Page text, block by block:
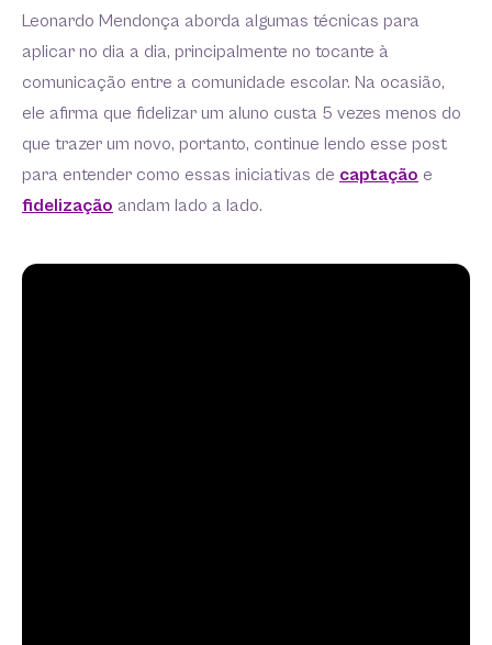
Leonardo Mendonça aborda algumas técnicas para
aplicar no dia a dia, principalmente no tocante à
comunicação entre a comunidade escolar. Na ocasião,
ele afirma que fidelizar um aluno custa 5 vezes menos do
que trazer um novo, portanto, continue lendo esse post
para entender como essas iniciativas de captação e
fidelização andam lado a lado.